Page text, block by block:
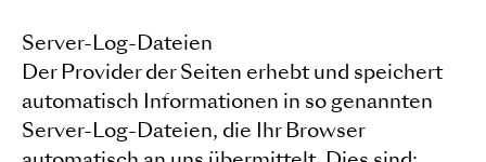
Server-Log-Dateien
Der Provider der Seiten erhebt und speichert
automatisch Informationen in so genannten
Server-Log-Dateien, die Ihr Browser